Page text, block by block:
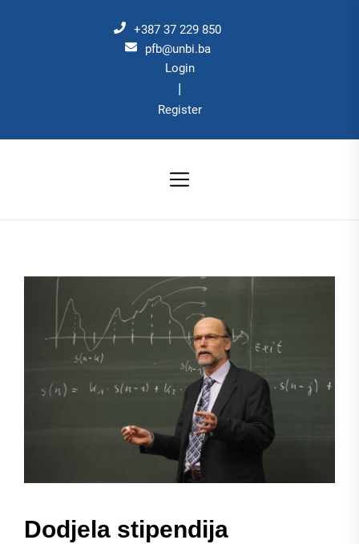
+387 37 229 850
pfb@unbi.ba
Login
|
Register
Dodjela stipendija